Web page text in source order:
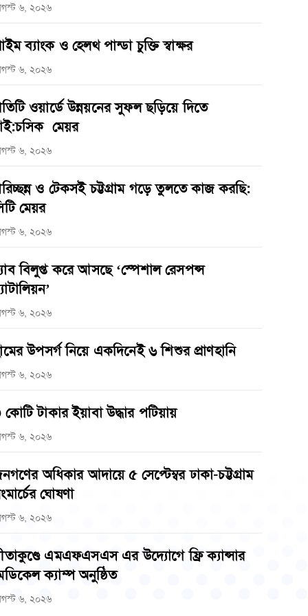
৬, ২০২৬
ব্যাংক ও হেলথ পান্ডা চুক্তি স্বাক্ষর
৬, ২০২৬
ওয়ার্ডে উন্নয়নের সুফল ছড়িয়ে দিতে
মেয়র
৬, ২০২৬
ও টেকসই চট্টগ্রাম গড়ে তুলতে কাজ করছি:
মেয়র
৬, ২০২৬
বিলুপ্ত করে আসছে ‘স্পেশাল রেসপন্স
৬, ২০২৬
উপসর্গ নিয়ে একদিনেই ৬ শিশুর প্রাণহানি
৬, ২০২৬
টাকার ইয়াবা উদ্ধার পটিয়ায়
৬, ২০২৬
অধিকার আদায়ে ৫ সেপ্টেম্বর ঢাকা-চট্টগ্রাম
ঘোষণা
৬, ২০২৬
এমএফএসএস এর উদ্যোগে ফ্রি ক্যান্সার
ক্যাম্প অনুষ্ঠিত
৬, ২০২৬